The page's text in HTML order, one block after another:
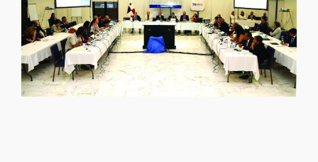
grande